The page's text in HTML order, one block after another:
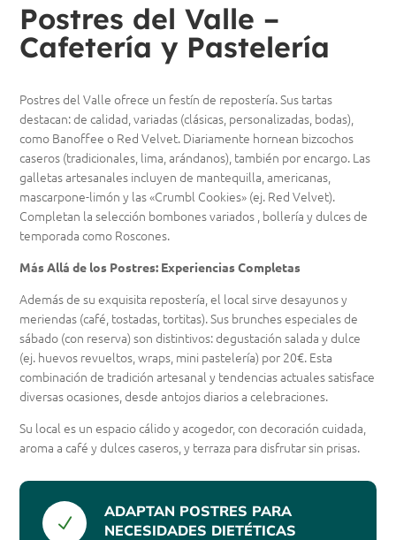
Postres del Valle –
Cafetería y Pastelería
Postres del Valle ofrece un festín de repostería. Sus tartas
destacan: de calidad, variadas (clásicas, personalizadas, bodas),
como Banoffee o Red Velvet. Diariamente hornean bizcochos
caseros (tradicionales, lima, arándanos), también por encargo. Las
galletas artesanales incluyen de mantequilla, americanas,
mascarpone-limón y las «Crumbl Cookies» (ej. Red Velvet).
Completan la selección bombones variados , bollería y dulces de
temporada como Roscones.
Más Allá de los Postres: Experiencias Completas
Además de su exquisita repostería, el local sirve desayunos y
meriendas (café, tostadas, tortitas). Sus brunches especiales de
sábado (con reserva) son distintivos: degustación salada y dulce
(ej. huevos revueltos, wraps, mini pastelería) por 20€. Esta
combinación de tradición artesanal y tendencias actuales satisface
diversas ocasiones, desde antojos diarios a celebraciones.
Su local es un espacio cálido y acogedor, con decoración cuidada,
aroma a café y dulces caseros, y terraza para disfrutar sin prisas.
N
ADAPTAN POSTRES PARA
NECESIDADES DIETÉTICAS